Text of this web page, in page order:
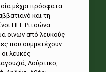
μέχρι πρόσφατα
και τη
ΠΓΕ Ριτσώνα
οίνων από λευκούς
που συμμετέχουν
λευκές
Ασύρτικο,